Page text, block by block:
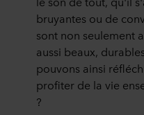
donc traiter des
de cookies.
Vous pouvez retirer
consentement à tout
cookie en bas du site
propos » pour en savoir
bruyantes ou de
sont non seulement
aussi beaux,
pouvons ainsi
profiter de la vie
?